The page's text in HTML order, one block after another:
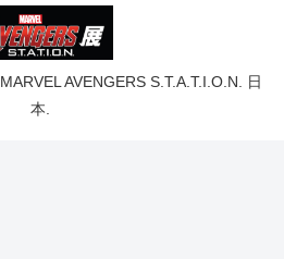
AVENGERS S.T.A.T.I.O.N. 日
本.